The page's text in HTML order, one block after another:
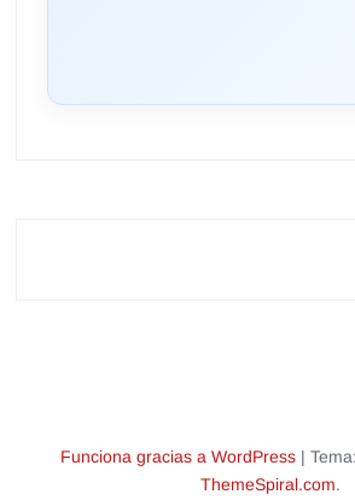
Funciona gracias a WordPress |
ThemeSpiral.com.